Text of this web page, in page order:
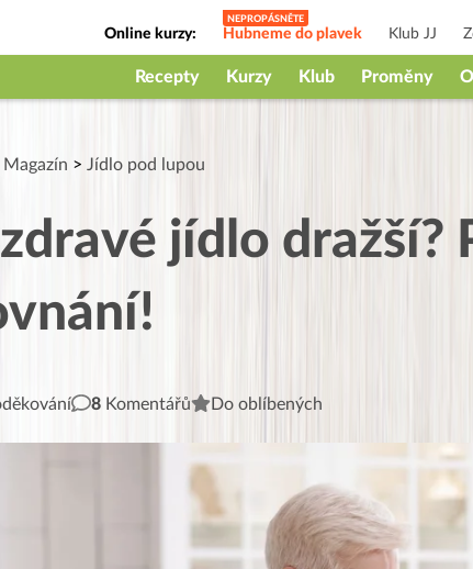
Online kurzy: Hubneme do plavek Klub JJ
Jak na babičky
Recepty Kurzy Klub Proměny
Magazín > Jídlo pod lupou
jídlo
8 Komentářů Do oblíbených